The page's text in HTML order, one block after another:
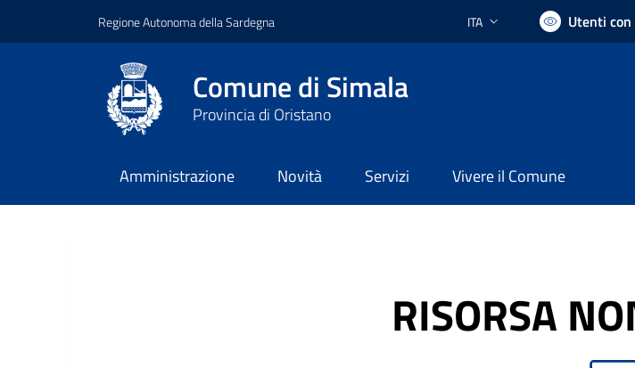
Regione Autonoma della Sardegna Lingua attiva:
ITA Utenti
Comune di Simala
Provincia di Oristano
Amministrazione Novità Servizi Vivere il Comune
RISORSA